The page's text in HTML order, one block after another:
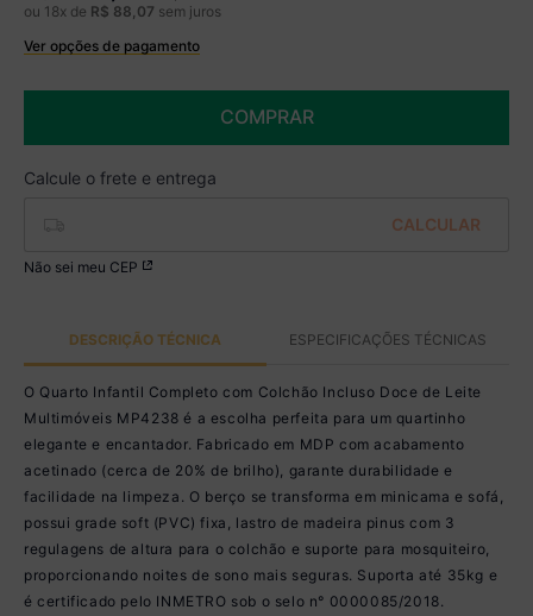
ou 18x de R$ 88 07 sem juros
Ver opções de pagamento
Boleto
COMPRAR
Não sei meu CEP
DESCRIÇÃO TÉCNICA ESPECIFICAÇÕES TÉCNICAS
O Quarto Infantil Completo com Colchão Incluso Doce de Leite
Multimóveis MP4238 é a escolha perfeita para um quartinho
elegante e encantador. Fabricado em MDP com acabamento
acetinado (cerca de 20% de brilho), garante durabilidade e
facilidade na limpeza. O berço se transforma em minicama e sofá,
possui grade soft (PVC) fixa, lastro de madeira pinus com 3
regulagens de altura para o colchão e suporte para mosquiteiro,
proporcionando noites de sono mais seguras. Suporta até 35kg e
é certificado pelo INMETRO sob o selo n° 0000085/2018.